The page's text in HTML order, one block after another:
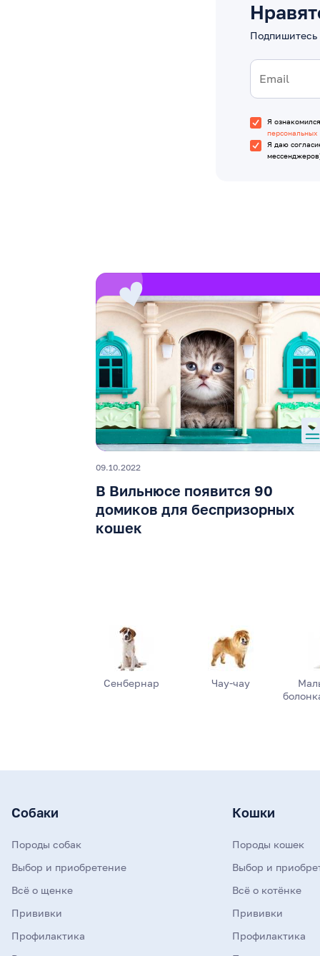
Я
Я даю
09.10.2022
В Вильнюсе появится 90
домиков для беспризорных
кошек
Сенбернар Чау-чау
Собаки
Породы собак
Выбор и приобретение
Всё о щенке
Прививки
Профилактика
Кошки
Породы кошек
Выбор и
Всё о котёнке
Прививки
Профилактика